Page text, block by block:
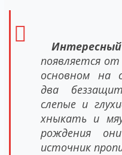
появляется
основном на
два
слепые и
хныкать и
рождения
источник